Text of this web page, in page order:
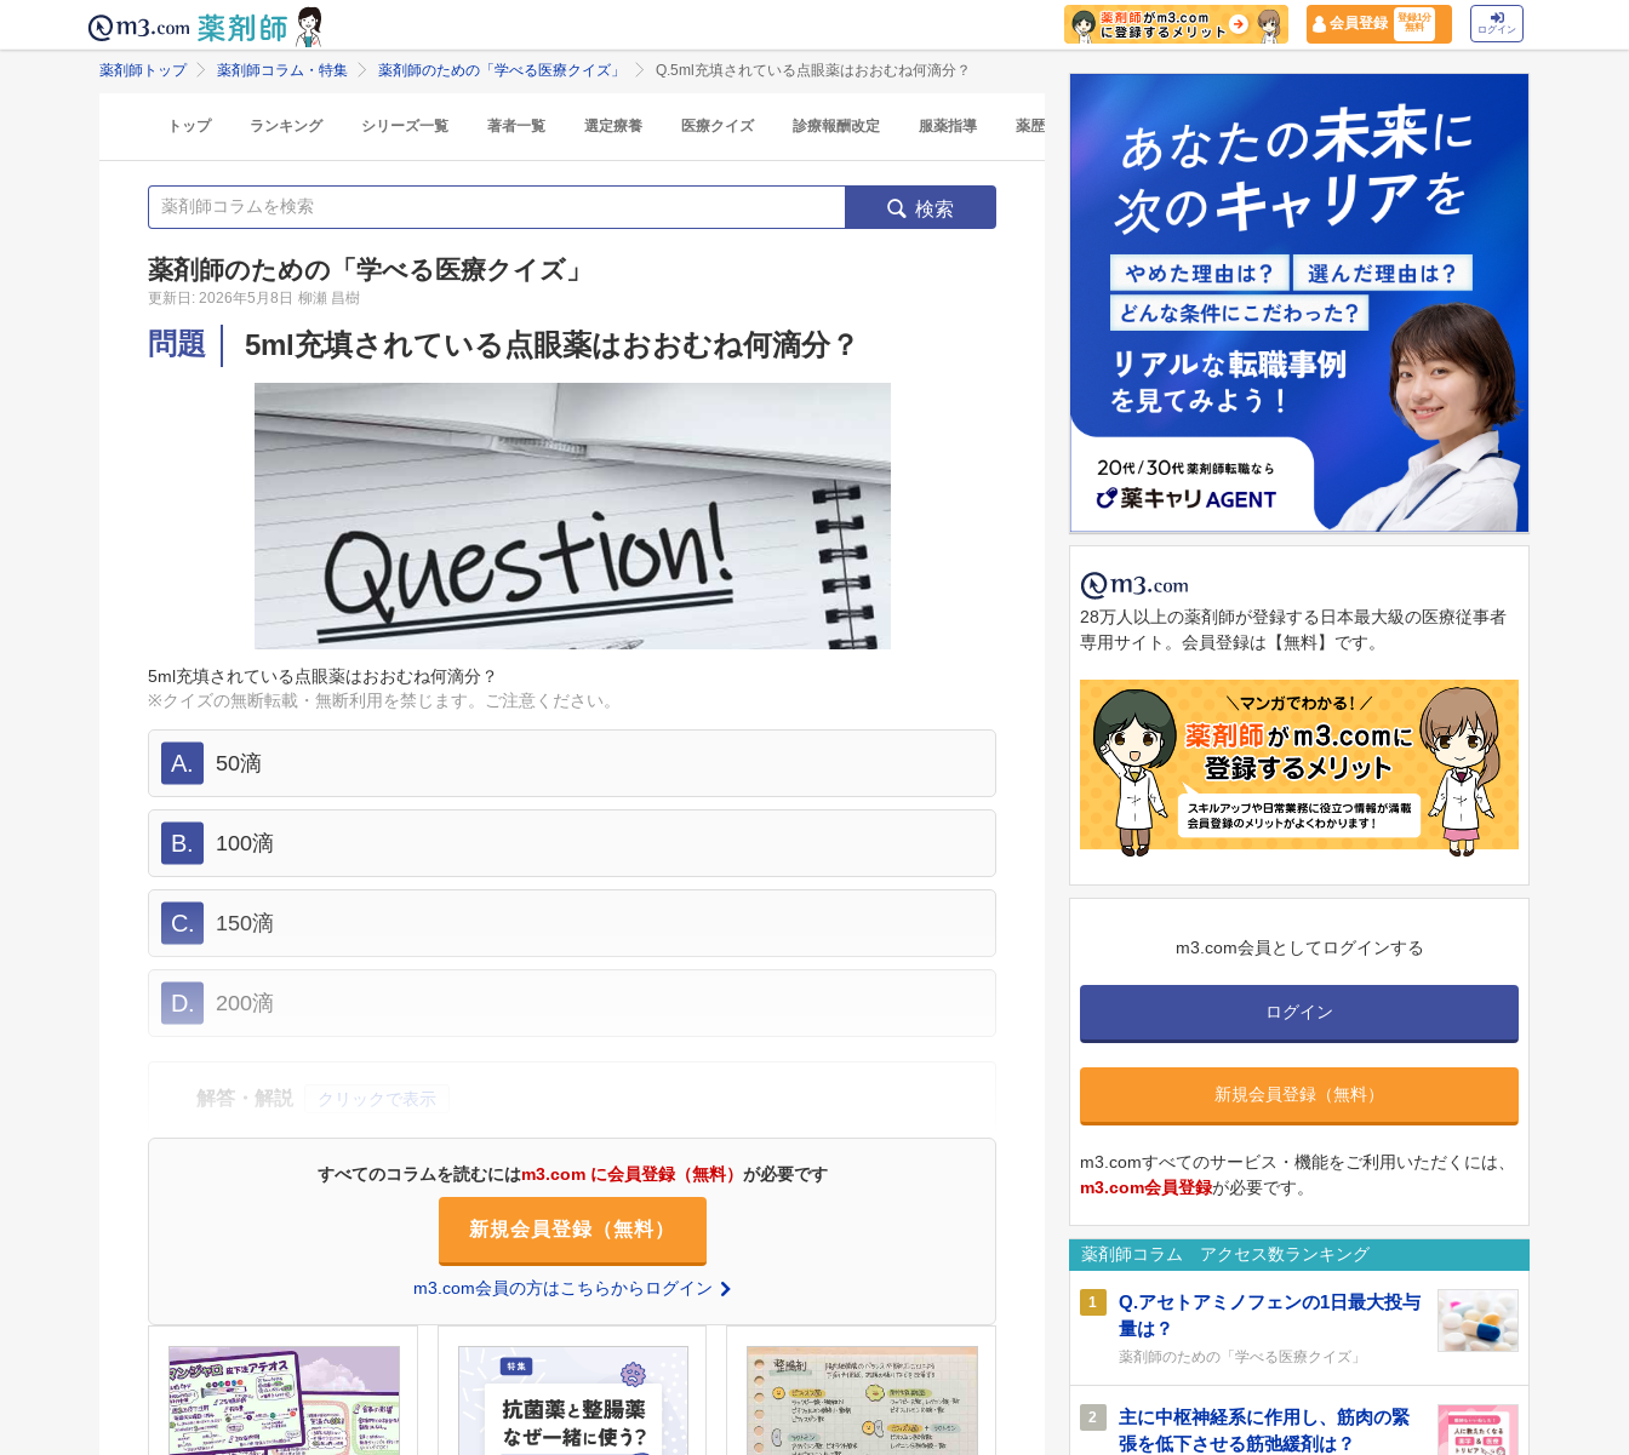
会員登録
登録1分
無料
ログイン
薬剤師トップ 薬剤師コラム・特集 薬剤師のための「学べる医療クイズ」 Q.5ml充填されている点眼薬はおおむね何滴分？
トップ ランキング シリーズ一覧 著者一覧 選定療養 医療クイズ 診療報酬改定 服薬指導 薬歴 マイナ保険証
検索
薬剤師のための「学べる医療クイズ」
更新日: 2026年5月8日 柳瀬 昌樹
問題 5ml充填されている点眼薬はおおむね何滴分？
5ml充填されている点眼薬はおおむね何滴分？
※クイズの無断転載・無断利用を禁じます。ご注意ください。
A. 50滴
B. 100滴
C. 150滴
D. 200滴
解答・解説 クリックで表示
すべてのコラムを読むにはm3.com に会員登録（無料） が必要です
新規会員登録（無料）
m3.com会員の方はこちらからログイン
28万人以上の薬剤師が登録する日本最大級の医療従事者
専用サイト。会員登録は【無料】です。
m3.com会員としてログインする
ログイン
新規会員登録（無料）
m3.comすべてのサービス・機能をご利用いただくには、
m3.com会員登録が必要です。
薬剤師コラム アクセス数ランキング
1
Q.アセトアミノフェンの1日最大投与
量は？
薬剤師のための「学べる医療クイズ」
2
主に中枢神経系に作用し、筋肉の緊
張を低下させる筋弛緩剤は？